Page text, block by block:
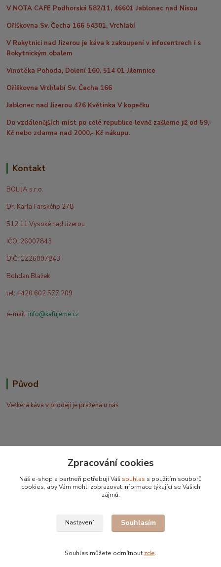
V NOTA CAFE Podhorská 582/11, 46601 Jablonec nad Nisou
Oříškovna Sv. Čecha 166 54301, Vrchlabí
V Rokytnici nad Jizerou je káva k zakoupení v infocentrech i s
Rokytnickým obalem
Vinotéka Pohoda, Dolení 160, 514 01 Jilemnice
Oříškovna Vrchlabí Sv. Čecha 166
Jablonec nad Jizerou 426 Květinka V kopečku
Do vzdálenějších míst po celé republice levně zašleme již od 59,-
Kč nebo zdarma nad 2000,- Kč nákupu.
Kontakt
BOLIJA s.r.o.
Dr. Karla Farského 278
512 11 Vysoké nad Jizerou
IČO: 26007843
DIČ: CZ26007843
Bohdan Blažek
tel: +420 602 577 209
e-mail: info@kafujeme.cz
Původ
Veškerá káva v prodeji je pražena u nás
+420 602 577 209
Zpracování cookies
Náš e-shop a partneři potřebují Váš souhlas s použitím souborů
cookies, aby Vám mohli zobrazovat informace týkající se Vašich
zájmů.
Nastavení Souhlasím
Souhlas můžete odmítnout zde.